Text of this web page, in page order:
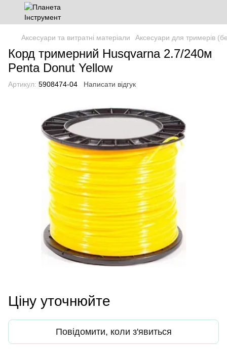
Аксесуари та витратні матеріали Аксесуари для тримерів
Корд тримерний Husqvarna 2.7/240м
Penta Donut Yellow
Артикул: 5908474-04 Написати відгук
Ціну уточнюйте
Повідомити, коли з'явиться